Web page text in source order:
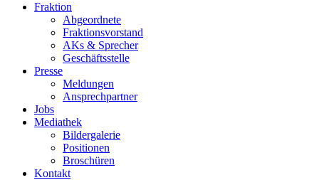
Fraktion
Abgeordnete
Fraktions­vorstand
AKs & Sprecher
Geschäftsstelle
Presse
Meldungen
Ansprechpartner
Jobs
Mediathek
Bildergalerie
Positionen
Broschüren
Kontakt